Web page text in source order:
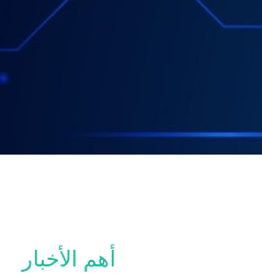
أهم الأخبار